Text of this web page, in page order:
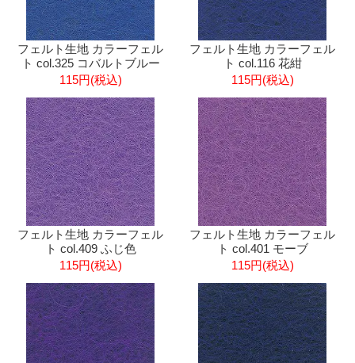
フェルト生地 カラーフェル
ト col.325 コバルトブルー
115円(税込)
フェルト生地 カラーフェル
ト col.116 花紺
115円(税込)
フェルト生地 カラーフェル
ト col.409 ふじ色
115円(税込)
フェルト生地 カラーフェル
ト col.401 モーブ
115円(税込)